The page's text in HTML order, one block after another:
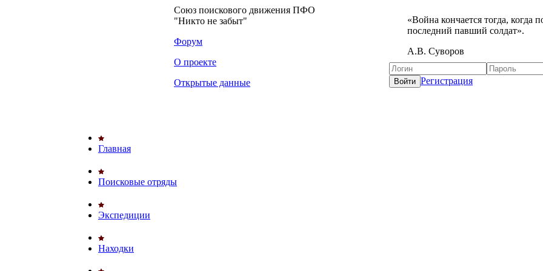
Союз поискового движения ПФО
"Никто не забыт"
Форум
О проекте
Открытые данные
«Война кончается тогда, когда
последний павший солдат».
А.В. Суворов
Регистрация
Главная
Поисковые отряды
Экспедиции
Находки